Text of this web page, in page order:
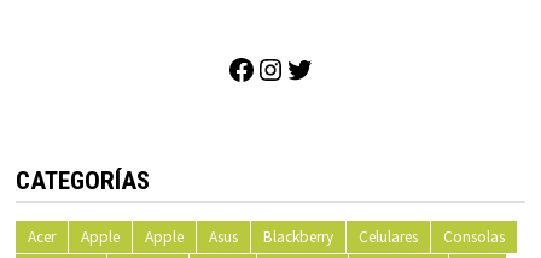
Facebook
Instagram
CATEGORÍAS
Acer Apple Apple Asus Blackberry Celulares
Consolas